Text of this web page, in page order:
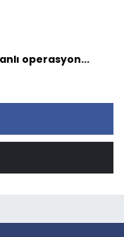
operasyon...